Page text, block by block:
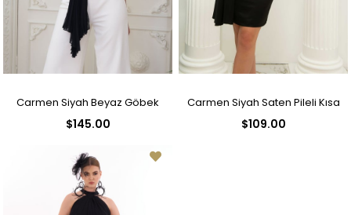
Carmen Siyah Beyaz Göbek
$145.00
Carmen Siyah Saten Pileli Kısa
$109.00